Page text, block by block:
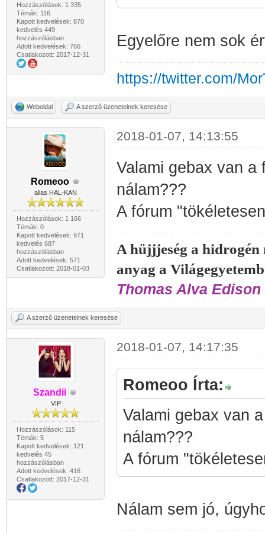
Hozzászólások: 1 335
Témák: 116
Kapott kedvelések: 870
kedvelés 449
hozzászólásban
Adott kedvelések: 766
Csatlakozott: 2017-12-31
Egyelőre nem sok
https://twitter.com/
Weboldal A szerző üzeneteinek keresése
Romeoo
alias HAL-KAN
Hozzászólások: 1 166
Témák: 0
Kapott kedvelések: 971
kedvelés 687
hozzászólásban
Adott kedvelések: 571
Csatlakozott: 2018-01-03
2018-01-07, 14:13:55
Valami gebax van a
nálam???
A fórum
A hüjjjeség a hidrogén
anyag a
Thomas Alva Edison
A szerző üzeneteinek keresése
Szandii
VIP
Hozzászólások: 115
Témák: 5
Kapott kedvelések: 121
kedvelés 45
hozzászólásban
Adott kedvelések: 416
Csatlakozott: 2017-12-31
2018-01-07, 14:17:35
Romeoo Írta:
Valami gebax van
nálam???
A fórum
Nálam sem jó,